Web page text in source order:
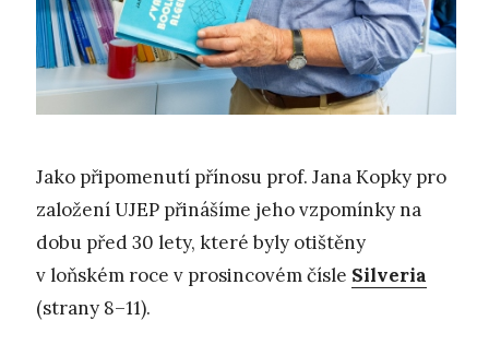
Jako připomenutí přínosu prof. Jana Kopky pro
založení UJEP přinášíme jeho vzpomínky na
dobu před 30 lety, které byly otištěny
v loňském roce v prosincovém čísle Silveria
(strany 8–11).